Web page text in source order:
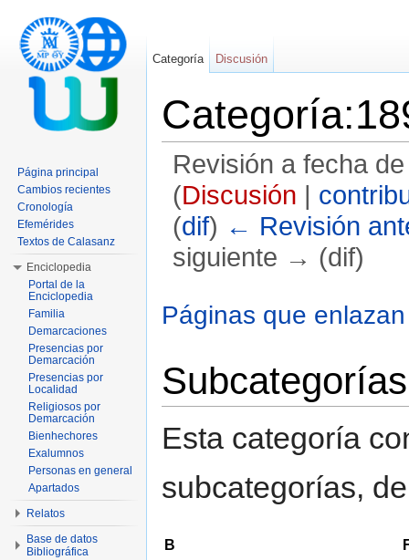
Revisión a fecha
(Discusión |
(dif) ← Revisión
siguiente → (dif)
Páginas que
Subcategorías
Esta categoría
subcategorías,
B
Categoría Discusión
Página principal
Cambios recientes
Cronología
Efemérides
Textos de Calasanz
Enciclopedia
Portal de la
Enciclopedia
Familia
Demarcaciones
Presencias por
Demarcación
Presencias por
Localidad
Religiosos por
Demarcación
Bienhechores
Exalumnos
Personas en general
Apartados
Relatos
Base de datos
Bibliográfica